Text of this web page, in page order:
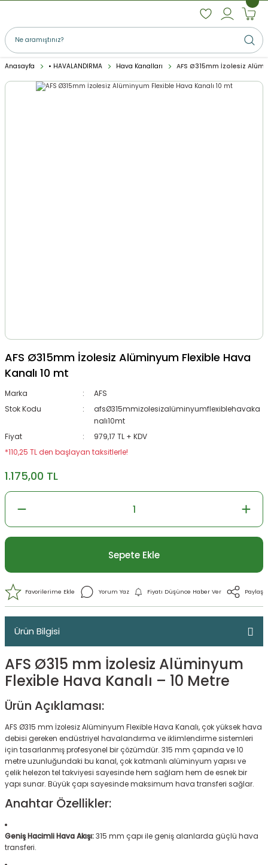
Anasayfa • HAVALANDIRMA Hava Kanalları AFS Ø315mm İzolesiz
AFS Ø315mm İzolesiz Alüminyum Flexible Hava
Kanalı 10 mt
Marka
AFS
Stok Kodu
afsØ315mmizolesizalüminyumflexiblehavaka
nalı10mt
Fiyat
979,17 TL + KDV
*110,25 TL den başlayan taksitlerle!
1.175,00 TL
Sepete Ekle
Yorum Yaz Fiyatı Düşünce Haber
Ürün Bilgisi
AFS Ø315 mm İzolesiz Alüminyum
Flexible Hava Kanalı – 10 Metre
Ürün Açıklaması:
AFS Ø315 mm İzolesiz Alüminyum Flexible Hava Kanalı, çok yüksek hava
debisi gereken endüstriyel havalandırma ve iklimlendirme sistemleri
için tasarlanmış profesyonel bir çözümdür. 315 mm çapında ve 10
metre uzunluğundaki bu kanal, çok katmanlı alüminyum yapısı ve
çelik helezon tel takviyesi sayesinde hem sağlam hem de esnek bir
yapı sunar. Büyük çapı sayesinde maksimum hava transferi sağlar.
Anahtar Özellikler:
Geniş Hacimli Hava Akışı:315 mm çapı ile geniş alanlarda güçlü hava
transferi.